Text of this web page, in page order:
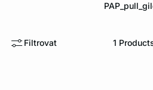
Filtrovat 1